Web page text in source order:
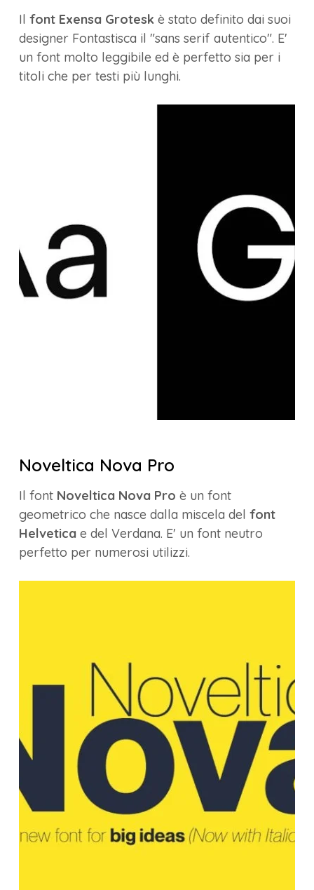
Il font Exensa Grotesk è stato definito dai suoi
designer Fontastisca il "sans serif autentico". E'
un font molto leggibile ed è perfetto sia per i
titoli che per testi più lunghi.
Noveltica Nova Pro
Il font Noveltica Nova Pro è un font
geometrico che nasce dalla miscela del font
Helvetica e del Verdana. E' un font neutro
perfetto per numerosi utilizzi.